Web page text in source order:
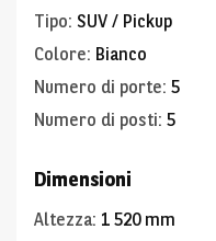
Tipo: SUV / Pickup
Colore: Bianco
Numero di porte: 5
Numero di posti: 5
Dimensioni
Altezza: 1 520 mm